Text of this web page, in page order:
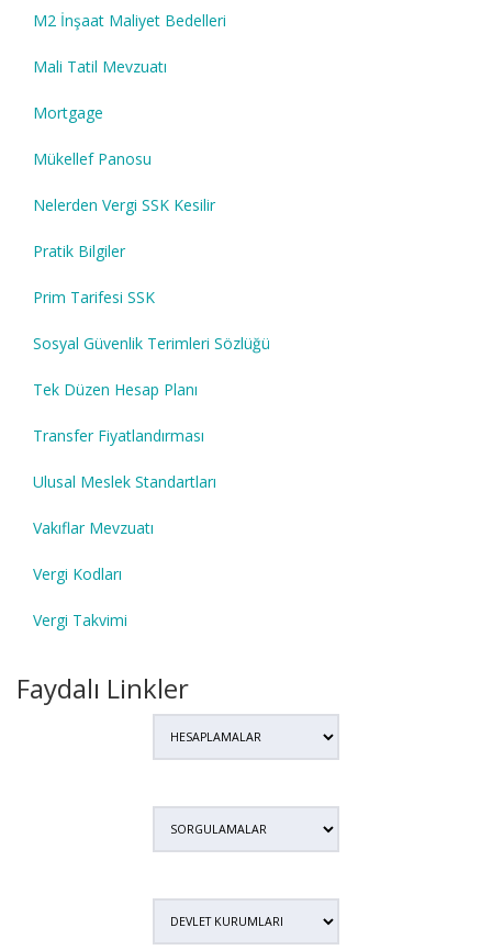
M2 İnşaat Maliyet Bedelleri
Mali Tatil Mevzuatı
Mortgage
Mükellef Panosu
Nelerden Vergi SSK Kesilir
Pratik Bilgiler
Prim Tarifesi SSK
Sosyal Güvenlik Terimleri Sözlüğü
Tek Düzen Hesap Planı
Transfer Fiyatlandırması
Ulusal Meslek Standartları
Vakıflar Mevzuatı
Vergi Kodları
Vergi Takvimi
Faydalı Linkler